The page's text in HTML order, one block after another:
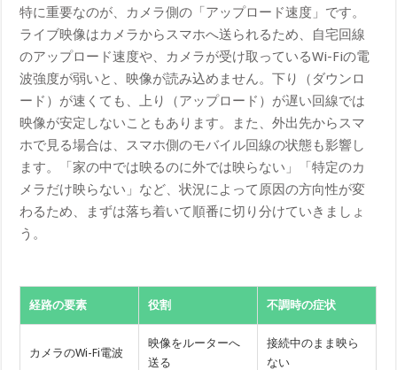
特に重要なのが、カメラ側の「アップロード速度」です。
ライブ映像はカメラからスマホへ送られるため、自宅回線
のアップロード速度や、カメラが受け取っているWi-Fiの電
波強度が弱いと、映像が読み込めません。下り（ダウンロ
ード）が速くても、上り（アップロード）が遅い回線では
映像が安定しないこともあります。また、外出先からスマ
ホで見る場合は、スマホ側のモバイル回線の状態も影響し
ます。「家の中では映るのに外では映らない」「特定のカ
メラだけ映らない」など、状況によって原因の方向性が変
わるため、まずは落ち着いて順番に切り分けていきましょ
う。
経路の要素 役割 不調時の症状
カメラのWi-Fi電波
映像をルーターへ
送る
接続中のまま映ら
ない